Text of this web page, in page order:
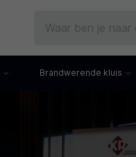
Brandwerende kluis
Watchwinders
Brandwerende box